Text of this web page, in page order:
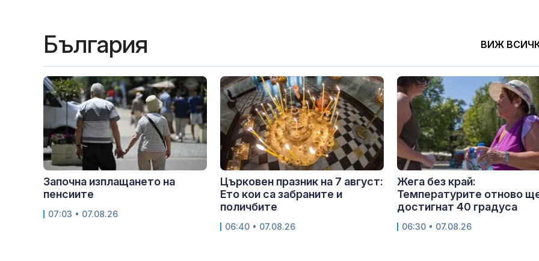
България ВИЖ
Започна изплащането на
пенсиите
07:03 • 07.08.26
Църковен празник на 7 август:
Ето кои са забраните и
поличбите
06:40 • 07.08.26
Жега без край:
Температурите отново
достигнат 40 градуса
06:30 • 07.08.26